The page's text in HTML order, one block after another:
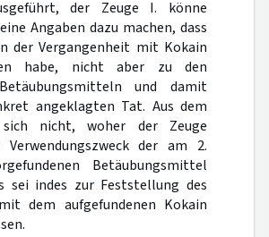
der Zeuge I. könne
Angaben dazu machen, dass
der Vergangenheit mit Kokain
habe, nicht aber zu den
und damit
angeklagten Tat. Aus dem
nicht, woher der Zeuge
der am 2.
Betäubungsmittel
sei indes zur Feststellung des
dem aufgefundenen Kokain